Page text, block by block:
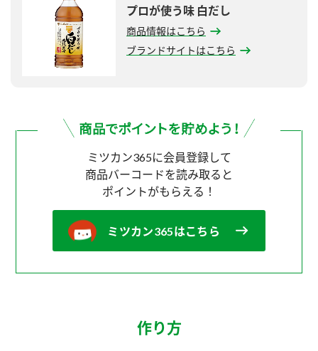
プロが使う味 白だし
商品情報はこちら
ブランドサイトはこちら
ミツカン365に会員登録して
商品バーコードを読み取ると
ポイントがもらえる！
ミツカン365はこちら
作り方